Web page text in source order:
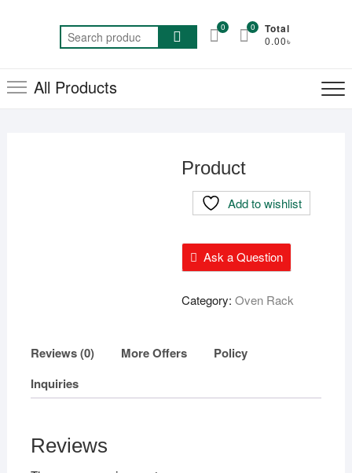
Search
for:
0 Total
0.00৳
0
All Products
Product
Add to wishlist
Ask a Question
Category:Oven Rack
Reviews (0) More Offers
Policy
Inquiries
Reviews